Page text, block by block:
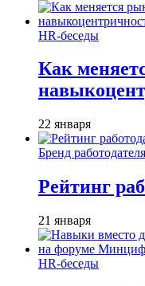
HR-беседы
Как
22 января
Бренд работодателя
Рейтинг
21 января
HR-беседы